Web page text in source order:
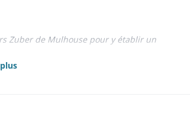
Zuber de Mulhouse pour y établir un
à l'entretien des taureaux